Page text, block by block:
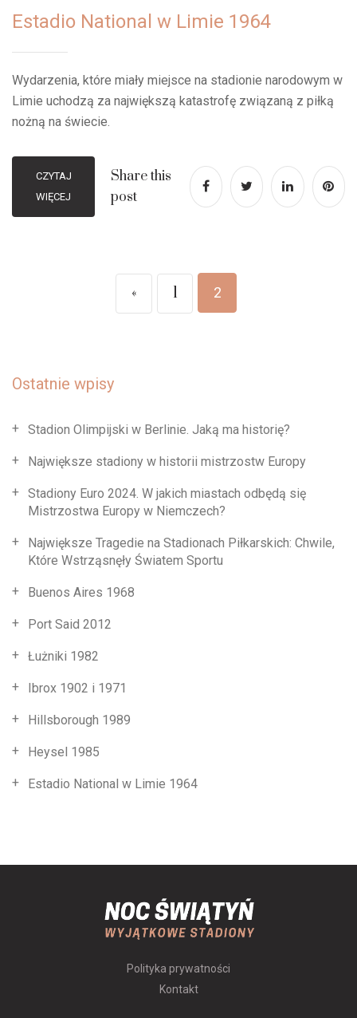
Estadio National w Limie 1964
Wydarzenia, które miały miejsce na stadionie narodowym w
Limie uchodzą za największą katastrofę związaną z piłką
nożną na świecie.
CZYTAJ
WIĘCEJ
Share this
post
« 1 2
Ostatnie wpisy
Stadion Olimpijski w Berlinie. Jaką ma historię?
Największe stadiony w historii mistrzostw Europy
Stadiony Euro 2024. W jakich miastach odbędą się
Mistrzostwa Europy w Niemczech?
Największe Tragedie na Stadionach Piłkarskich: Chwile,
Które Wstrząsnęły Światem Sportu
Buenos Aires 1968
Port Said 2012
Łużniki 1982
Ibrox 1902 i 1971
Hillsborough 1989
Heysel 1985
Estadio National w Limie 1964
Polityka prywatności
Kontakt